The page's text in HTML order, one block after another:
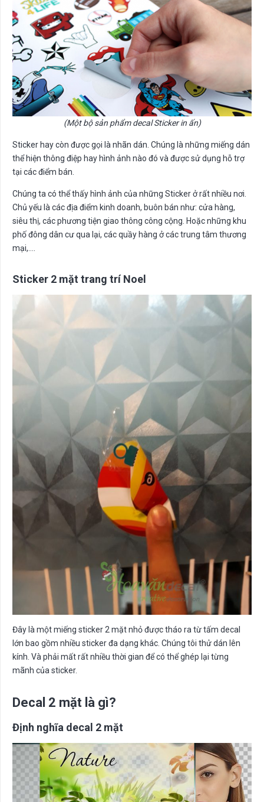
(Một bộ sản phẩm decal Sticker in ấn)
Sticker hay còn được gọi là nhãn dán. Chúng là những miếng dán
thể hiện thông điệp hay hình ảnh nào đó và được sử dụng hỗ trợ
tại các điểm bán.
Chúng ta có thể thấy hình ảnh của những Sticker ở rất nhiều nơi.
Chủ yếu là các địa điểm kinh doanh, buôn bán như: cửa hàng,
siêu thị, các phương tiện giao thông công cộng. Hoặc những khu
phố đông dân cư qua lại, các quầy hàng ở các trung tâm thương
mại,….
Sticker 2 mặt trang trí Noel
Đây là một miếng sticker 2 mặt nhỏ được tháo ra từ tấm decal
lớn bao gồm nhiều sticker đa dạng khác. Chúng tôi thử dán lên
kính. Và phải mất rất nhiều thời gian để có thể ghép lại từng
mãnh của sticker.
Decal 2 mặt là gì?
Định nghĩa decal 2 mặt